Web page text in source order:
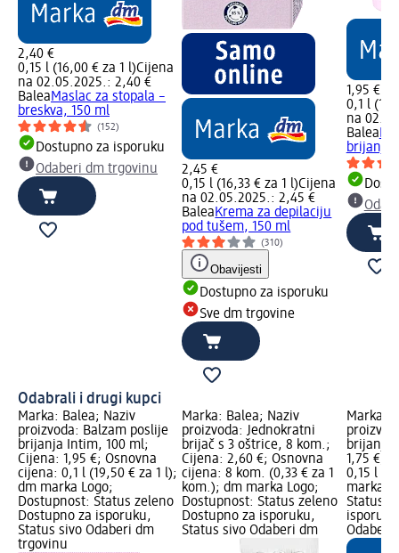
2,40 €
0,15 l (16,00 € za 1 l)Cijena
na 02.05.2025.: 2,40 €
BaleaMaslac za stopala –
breskva, 150 ml
(152)
Dostupno za isporuku
Odaberi dm trgovinu
2,45 €
0,15 l (16,33 € za 1 l)Cijena
na 02.05.2025.: 2,45 €
BaleaKrema za depilaciju
pod tušem, 150 ml
(310)
Obavijesti
Dostupno za isporuku
Sve dm trgovine
1,95 €
0,1 l
na
Balea
brijanja
Odabrali i drugi kupci
Marka: Balea; Naziv
proizvoda: Balzam poslije
brijanja Intim, 100 ml;
Cijena: 1,95 €; Osnovna
cijena: 0,1 l (19,50 € za 1 l);
dm marka Logo;
Dostupnost: Status zeleno
Dostupno za isporuku,
Status sivo Odaberi dm
trgovinu
Marka: Balea; Naziv
proizvoda: Jednokratni
brijač s 3 oštrice, 8 kom.;
Cijena: 2,60 €; Osnovna
cijena: 8 kom. (0,33 € za 1
kom.); dm marka Logo;
Dostupnost: Status zeleno
Dostupno za isporuku,
Status sivo Odaberi dm
Marka:
brijanje,
1,75 €;
0,15 l
marka
Status
Odaberi